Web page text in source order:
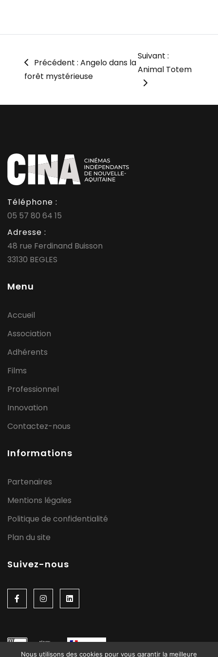
Précédent : Angelo dans la
forêt mystérieuse
Suivant :
Animal Totem
Téléphone :
05 57 80 64 15
Adresse :
48 rue Ferdinand Buisson
33130 BEGLES
Menu
Accueil
Association
Adhérents
Films
Professionnel
Innovation
Contactez-nous
Informations
Partenaires
Mentions légales
Politique de confidentialité
Plan du site
Suivez-nous
Nous utilisons des cookies pour vous garantir la meilleure